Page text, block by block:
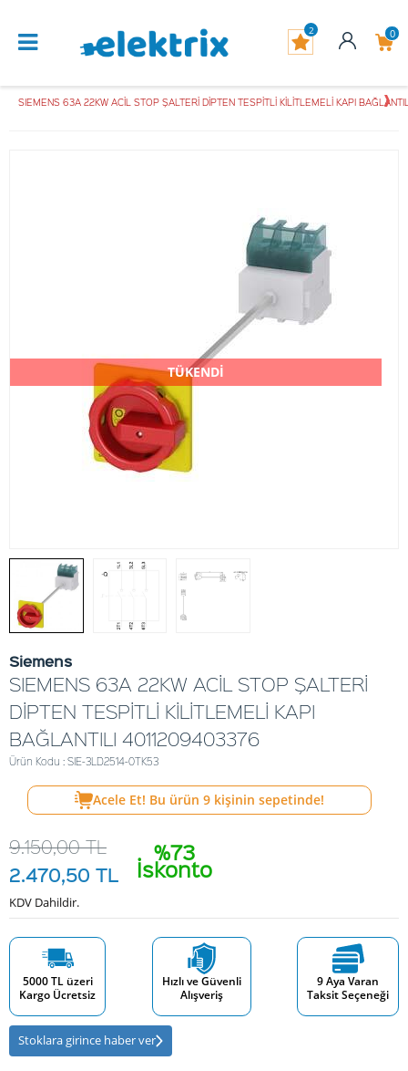
0
2
SIEMENS 63A 22KW ACİL STOP ŞALTERİ DİPTEN TESPİTLİ KİLİTLEMELİ KAPI
TÜKENDİ
Siemens
SIEMENS 63A 22KW ACİL STOP ŞALTERİ
DİPTEN TESPİTLİ KİLİTLEMELİ KAPI
BAĞLANTILI 4011209403376
Ürün Kodu : SIE-3LD2514-0TK53
Acele Et! Bu ürün 9 kişinin sepetinde!
%73
İskonto
9.150,00TL
2.470,50 TL
KDV Dahildir.
5000 TL üzeri
Kargo Ücretsiz
Hızlı ve Güvenli
Alışveriş
9 Aya Varan
Taksit Seçeneği
Stoklara girince haber ver